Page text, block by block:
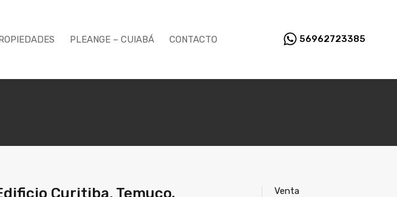
PLEANGE – CUIABÁ CONTACTO 56962723385
Curitiba, Temuco. Venta